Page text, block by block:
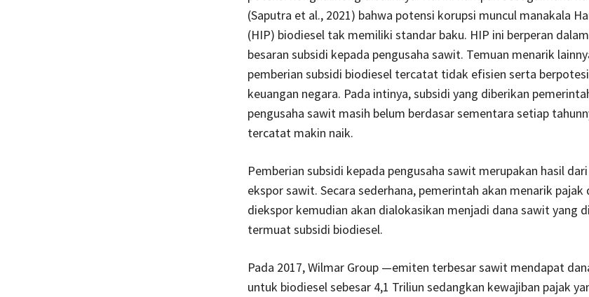
(Saputra et al., 2021) bahwa potensi korupsi muncul manakala
(HIP) biodiesel tak memiliki standar baku. HIP ini berperan
besaran subsidi kepada pengusaha sawit. Temuan menarik
pemberian subsidi biodiesel tercatat tidak efisien serta
keuangan negara. Pada intinya, subsidi yang diberikan
pengusaha sawit masih belum berdasar sementara setiap
tercatat makin naik.
Pemberian subsidi kepada pengusaha sawit merupakan hasil
ekspor sawit. Secara sederhana, pemerintah akan menarik pajak
diekspor kemudian akan dialokasikan menjadi dana sawit yang
termuat subsidi biodiesel.
Pada 2017, Wilmar Group —emiten terbesar sawit mendapat
untuk biodiesel sebesar 4,1 Triliun sedangkan kewajiban pajak